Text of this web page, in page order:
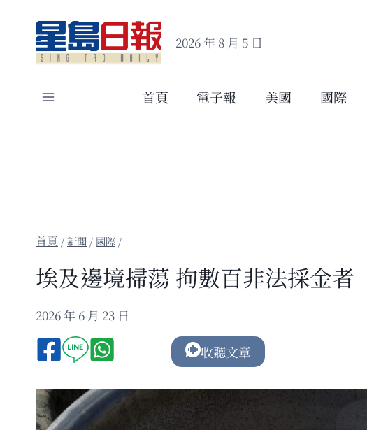
content
2026 年 8 月 5 日
首頁 電子報 美國 國際
/新聞 / 國際 /
埃及邊境掃蕩 拘數百非法採金者
2026 年 6 月 23 日
收聽文章